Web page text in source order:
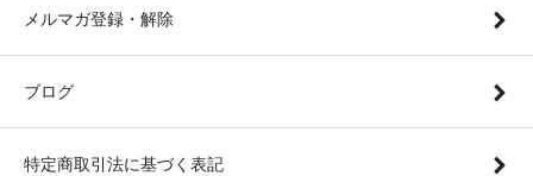
メルマガ登録・解除
ブログ
特定商取引法に基づく表記